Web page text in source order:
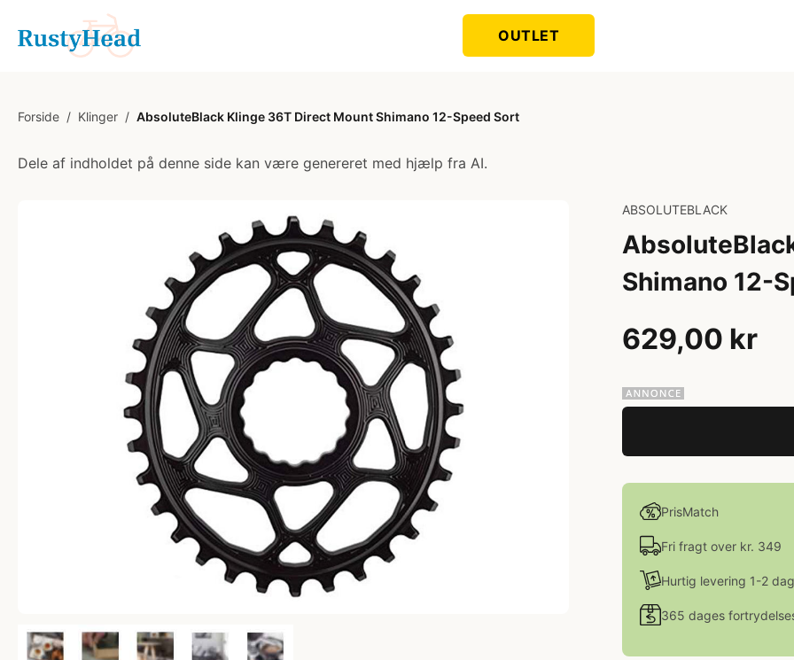
OUTLET
Forside / Klinger / AbsoluteBlack Klinge 36T Direct Mount Shimano 12-Speed Sort
Dele af indholdet på denne side kan være genereret med hjælp fra AI.
ABSOLUTEBLACK
Shimano 12-
629,00 kr
PrisMatch
Fri fragt over kr. 349
Hurtig levering 1-2
365 dages